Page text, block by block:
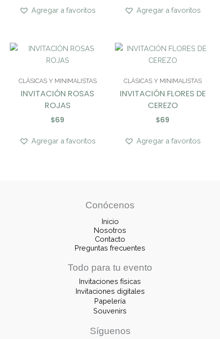
Agregar a favoritos Agregar a favoritos
CLÁSICAS Y MINIMALISTAS
INVITACIÓN ROSAS
ROJAS
$69
Agregar a favoritos
CLÁSICAS Y MINIMALISTAS
INVITACIÓN FLORES DE
CEREZO
$69
Agregar a favoritos
Conócenos
Inicio
Nosotros
Contacto
Preguntas frecuentes
Todo para tu evento
Invitaciones físicas
Invitaciones digitales
Papelería
Souvenirs
Síguenos